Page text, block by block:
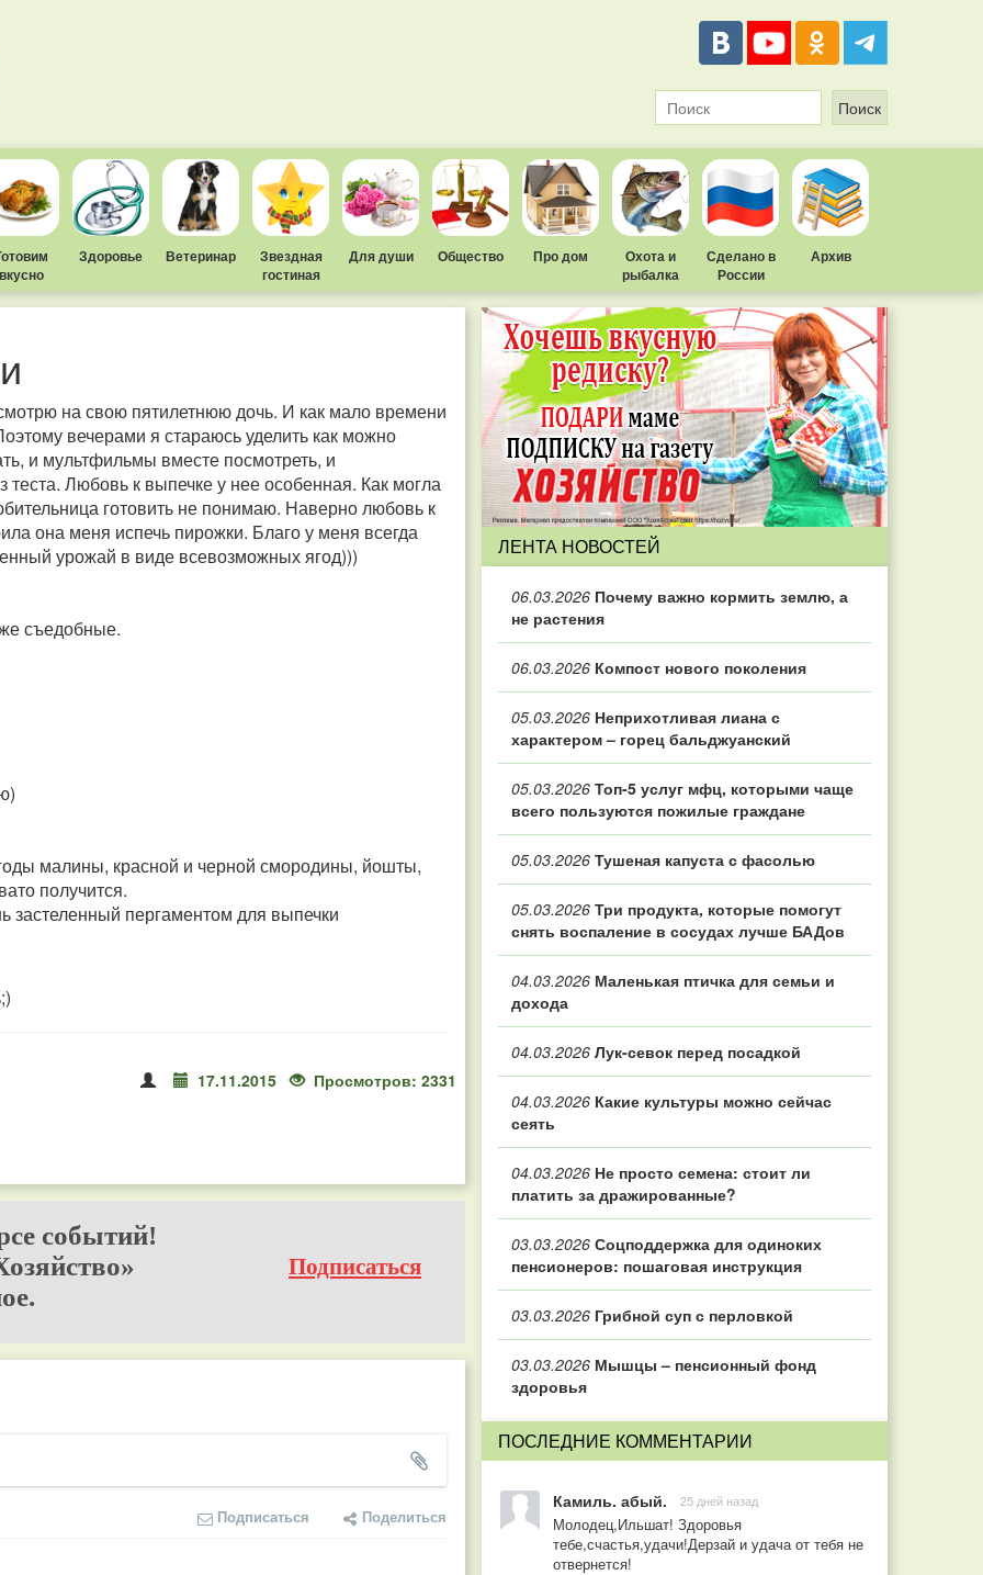
вкусно
Здоровье Ветеринар
Звездная
гостиная
Для души Общество Про дом
Охота и
рыбалка
Сделано в
России
Архив
на свою пятилетнюю дочь. И как мало времени
вечерами я стараюсь уделить как можно
и мультфильмы вместе посмотреть, и
Любовь к выпечке у нее особенная. Как могла
готовить не понимаю. Наверно любовь к
она меня испечь пирожки. Благо у меня всегда
урожай в виде всевозможных ягод)))
съедобные.
малины, красной и черной смородины, йошты,
получится.
застеленный пергаментом для выпечки
17.11.2015 Просмотров: 2331
событий!
Подписаться
Подписаться Поделиться
ЛЕНТА НОВОСТЕЙ
06.03.2026 Почему важно кормить землю, а
не растения
06.03.2026 Компост нового поколения
05.03.2026 Неприхотливая лиана с
характером – горец бальджуанский
05.03.2026 Топ‑5 услуг мфц, которыми чаще
всего пользуются пожилые граждане
05.03.2026 Тушеная капуста с фасолью
05.03.2026 Три продукта, которые помогут
снять воспаление в сосудах лучше БАДов
04.03.2026 Маленькая птичка для семьи и
дохода
04.03.2026 Лук-севок перед посадкой
04.03.2026 Какие культуры можно сейчас
сеять
04.03.2026 Не просто семена: стоит ли
платить за дражированные?
03.03.2026 Соцподдержка для одиноких
пенсионеров: пошаговая инструкция
03.03.2026 Грибной суп с перловкой
03.03.2026 Мышцы – пенсионный фонд
здоровья
ПОСЛЕДНИЕ КОММЕНТАРИИ
Камиль. абый. 25 дней назад
Молодец,Ильшат! Здоровья
тебе,счастья,удачи!Дерзай и удача от тебя не
отвернется!